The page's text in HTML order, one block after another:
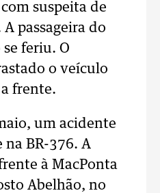
suspeita de
passageira do
feriu. O
o veículo
frente.
um acidente
BR-376. A
à MacPonta
Abelhão, no